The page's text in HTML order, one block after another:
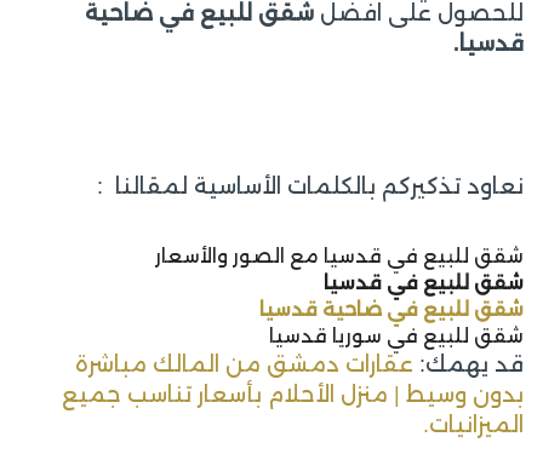
للحصول على افضل شقق للبيع في ضاحية
قدسيا.
نعاود تذكيركم بالكلمات الأساسية لمقالنا :
شقق للبيع في قدسيا مع الصور والأسعار
شقق للبيع في قدسيا
شقق للبيع في ضاحية قدسيا
شقق للبيع في سوريا قدسيا
قد يهمك: عقارات دمشق من المالك مباشرة
بدون وسيط | منزل الأحلام بأسعار تناسب جميع
الميزانيات.